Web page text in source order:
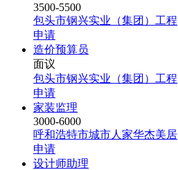
3500-5500
包头市钢兴实业（集团）工程
申请
造价预算员
面议
包头市钢兴实业（集团）工程
申请
家装监理
3000-6000
呼和浩特市城市人家华杰美居
申请
设计师助理